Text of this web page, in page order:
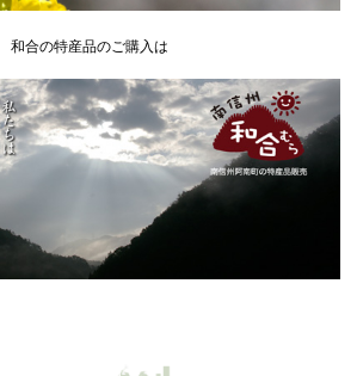
和合の特産品のご購入は